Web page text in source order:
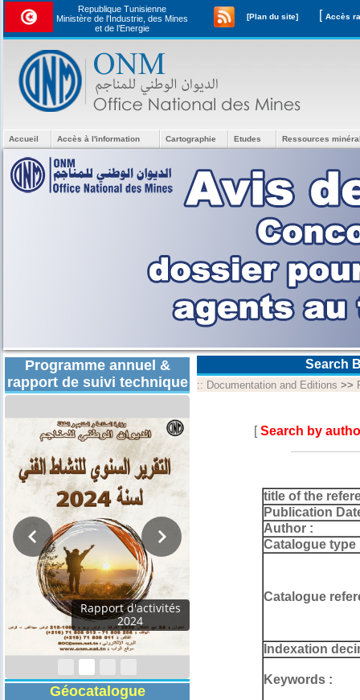
Republique Tunisienne
Ministère de l'Industrie, des Mines
et de l’Energie
[Plan du site] [
Accueil Accès à l'information Cartographie Etudes Ressources
Programme annuel &
rapport de suivi technique
Rapport d'activités
2024
Géocatalogue
Search
:: Documentation and Editions >>
[Search by
title of the
Publication
Author :
Catalogue type
Catalogue
Indexation
Keywords :